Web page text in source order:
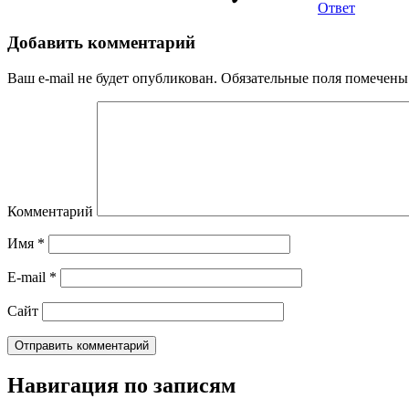
Ответ
Добавить комментарий
Ваш e-mail не будет опубликован. Обязательные поля
Комментарий
Имя *
E-mail *
Сайт
Навигация по записям